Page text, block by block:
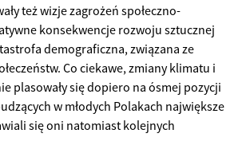
też wizje zagrożeń społeczno-
konsekwencje rozwoju sztucznej
demograficzna, związana ze
Co ciekawe, zmiany klimatu i
plasowały się dopiero na ósmej pozycji
w młodych Polakach największe
się oni natomiast kolejnych